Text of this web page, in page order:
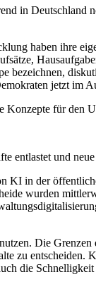
in
haben ihre
jetzt im
Konzepte für den
entlastet und
KI in der
wurden
Die
zu
die